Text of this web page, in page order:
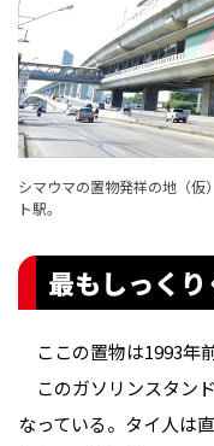
シマウマの置物発祥の地（仮
ト駅。
最もしっく
ここの置物は1993年
このガソリンスタン
なっている。タイ人は